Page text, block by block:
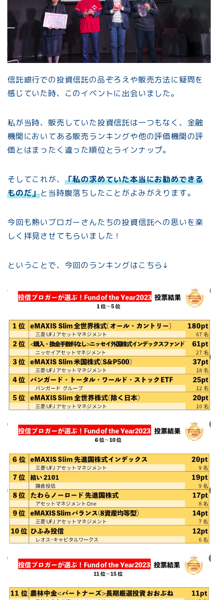
信託銀行での投資信託の品ぞろえや販売方法に疑問を
感じていた時、このイベントに出会いました。
私が当時、販売していた投資信託は一つもなく、金融
機関においてある販売ランキングや他の評価機関の評
価とはまったく違った順位とラインナップ。
そしてこれが、 「私の求めていた本当にお勧めできる
ものだ」と当時腹落ちしたことがよみがえります。
今回も熱いブロガーさんたちの投資信託への思いを楽
しく拝見させてもらいました！
ということで、今回のランキングはこちら↓